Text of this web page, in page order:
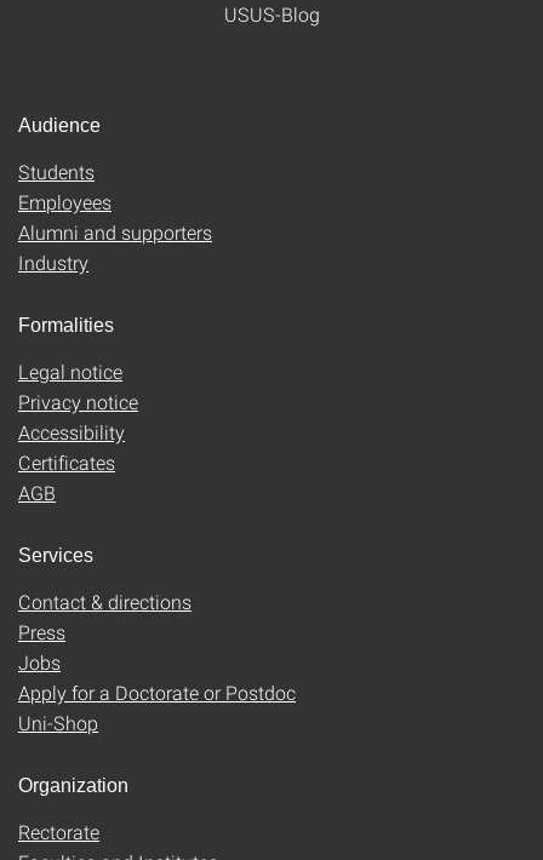
USUS-Blog
Audience
Students
Employees
Alumni and supporters
Industry
Formalities
Legal notice
Privacy notice
Accessibility
Certificates
AGB
Services
Contact & directions
Press
Jobs
Apply for a Doctorate or Postdoc
Uni-Shop
Organization
Rectorate